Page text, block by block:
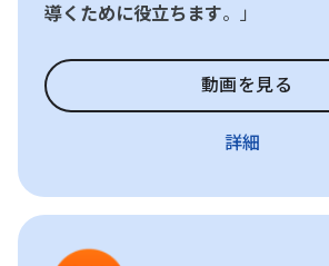
導くために役立ちます。」
動画を見る
詳細